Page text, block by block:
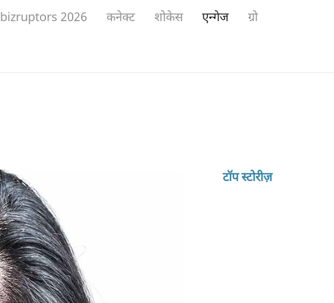
bizruptors 2026 कनेक्ट शोकेस एन्गेज ग्रो
टॉप स्टोरीज़